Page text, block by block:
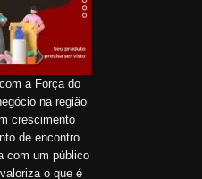
a Força do
na região
crescimento
de encontro
com um público
o que é